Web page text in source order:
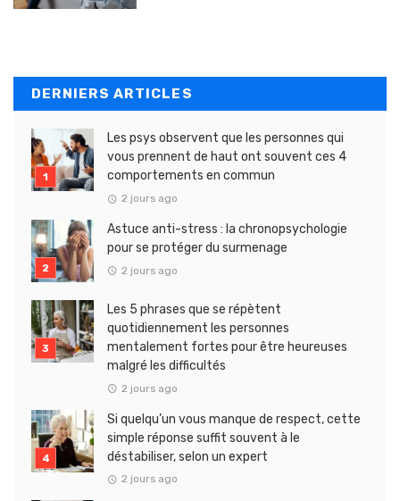
DERNIERS ARTICLES
Les psys observent que les personnes qui
vous prennent de haut ont souvent ces 4
comportements en commun
2 jours ago
Astuce anti-stress : la chronopsychologie
pour se protéger du surmenage
2 jours ago
Les 5 phrases que se répètent
quotidiennement les personnes
mentalement fortes pour être heureuses
malgré les difficultés
2 jours ago
Si quelqu’un vous manque de respect, cette
simple réponse suffit souvent à le
déstabiliser, selon un expert
2 jours ago